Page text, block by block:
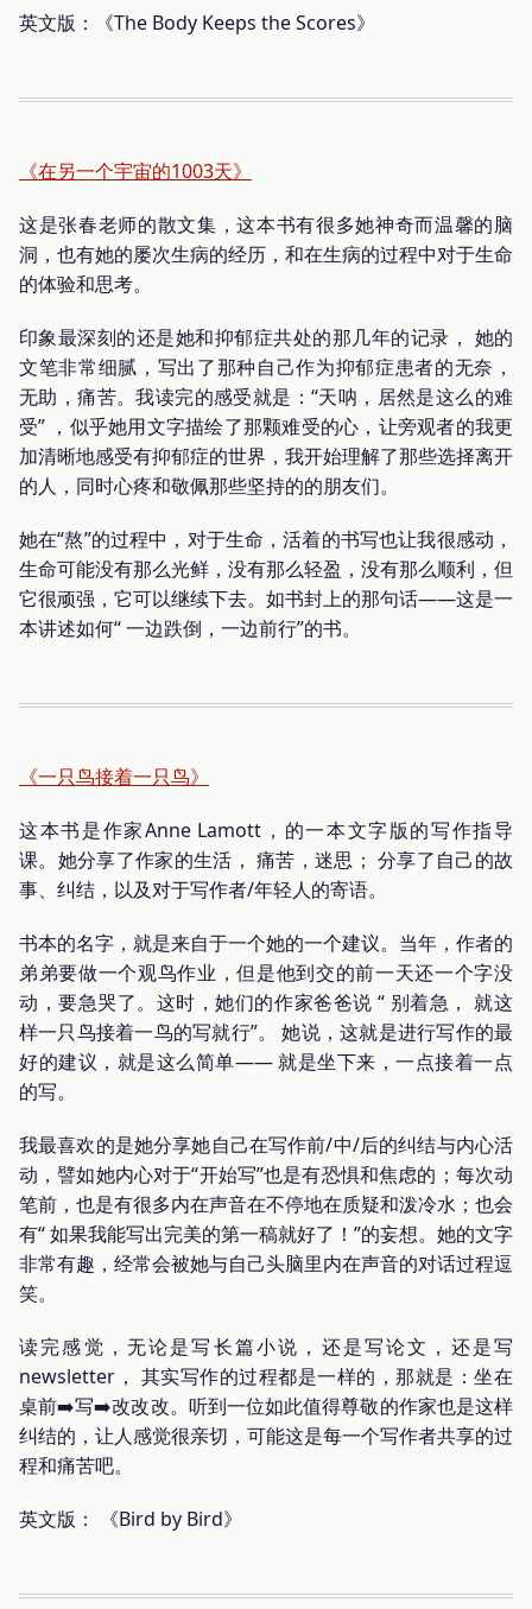
英文版：《The Body Keeps the Scores》
《在另一个宇宙的1003天》
这是张春老师的散文集，这本书有很多她神奇而温馨的脑
洞，也有她的屡次生病的经历，和在生病的过程中对于生命
的体验和思考。
印象最深刻的还是她和抑郁症共处的那几年的记录， 她的
文笔非常细腻，写出了那种自己作为抑郁症患者的无奈，
无助，痛苦。我读完的感受就是：“天呐，居然是这么的难
受” ，似乎她用文字描绘了那颗难受的心，让旁观者的我更
加清晰地感受有抑郁症的世界，我开始理解了那些选择离开
的人，同时心疼和敬佩那些坚持的的朋友们。
她在“熬”的过程中，对于生命，活着的书写也让我很感动，
生命可能没有那么光鲜，没有那么轻盈，没有那么顺利，但
它很顽强，它可以继续下去。如书封上的那句话——这是一
本讲述如何“ 一边跌倒，一边前行”的书。
《一只鸟接着一只鸟》
这本书是作家Anne Lamott，的一本文字版的写作指导
课。她分享了作家的生活， 痛苦，迷思； 分享了自己的故
事、纠结，以及对于写作者/年轻人的寄语。
书本的名字，就是来自于一个她的一个建议。当年，作者的
弟弟要做一个观鸟作业，但是他到交的前一天还一个字没
动，要急哭了。这时，她们的作家爸爸说 “ 别着急， 就这
样一只鸟接着一鸟的写就行”。 她说，这就是进行写作的最
好的建议，就是这么简单—— 就是坐下来，一点接着一点
的写。
我最喜欢的是她分享她自己在写作前/中/后的纠结与内心活
动，譬如她内心对于“开始写”也是有恐惧和焦虑的；每次动
笔前，也是有很多内在声音在不停地在质疑和泼冷水；也会
有“ 如果我能写出完美的第一稿就好了！”的妄想。她的文字
非常有趣，经常会被她与自己头脑里内在声音的对话过程逗
笑。
读完感觉，无论是写长篇小说，还是写论文，还是写
newsletter， 其实写作的过程都是一样的，那就是：坐在
桌前➡️写➡️改改改。听到一位如此值得尊敬的作家也是这样
纠结的，让人感觉很亲切，可能这是每一个写作者共享的过
程和痛苦吧。
英文版： 《Bird by Bird》